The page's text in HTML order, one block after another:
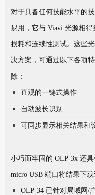
对于具备任何技能水平的
易用，它与 Viavi 光源相
损耗和连续性测试。这些
决方案，可通过以下各项
除：
直观的一键式操作
自动波长识别
可同步显示相关结果和
小巧而牢固的 OLP-3x 还
micro USB 端口将结果下载
OLP-34 已针对局域网/